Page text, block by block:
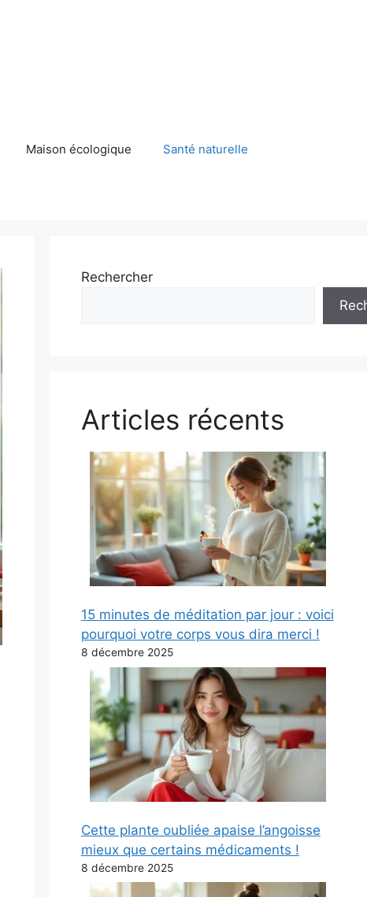
Maison écologique Santé naturelle
Rechercher
Articles récents
15 minutes de méditation par jour : voici
pourquoi votre corps vous dira merci !
8 décembre 2025
Cette plante oubliée apaise l’angoisse
mieux que certains médicaments !
8 décembre 2025